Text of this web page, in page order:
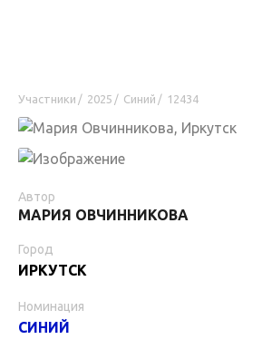
Участники / 2025 / Синий / 12434
Автор
МАРИЯ ОВЧИННИКОВА
Город
ИРКУТСК
Номинация
СИНИЙ